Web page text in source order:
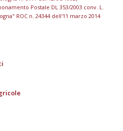
Postale DL 353/2003 conv. L.
ROC n. 24344 dell'11 marzo 2014